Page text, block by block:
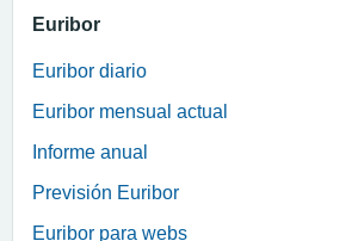
Euribor
Euribor diario
Euribor mensual actual
Informe anual
Previsión Euribor
Euribor para webs